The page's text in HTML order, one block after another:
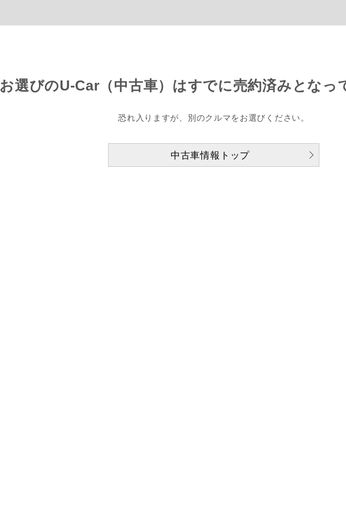
お選びのU-Car（中古車）はすでに売約済みとなっ
恐れ入りますが、別のクルマをお選びください。
中古車情報トップ